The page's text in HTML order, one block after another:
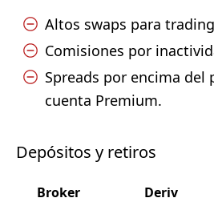
Altos swaps para
Comisiones por
Spreads por encima del
cuenta Premium.
Depósitos y retiros
Broker Deriv